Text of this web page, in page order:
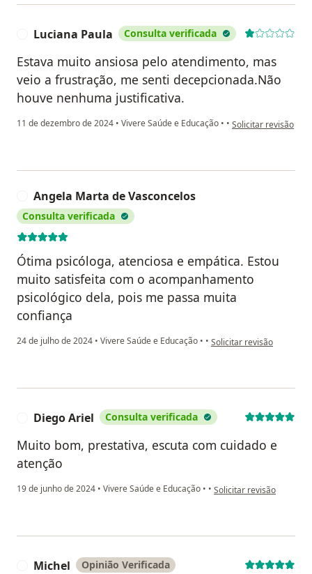
Luciana Paula Consulta verificada
Estava muito ansiosa pelo atendimento, mas
veio a frustração, me senti decepcionada.Não
houve nenhuma justificativa.
11 de dezembro de 2024 • Vivere Saúde e Educação • • na opinião do
Solicitar revisão
Angela Marta de Vasconcelos
Consulta verificada
Ótima psicóloga, atenciosa e empática. Estou
muito satisfeita com o acompanhamento
psicológico dela, pois me passa muita
confiança
24 de julho de 2024 • Vivere Saúde e Educação • • na opinião do utilizador
Solicitar revisão
Diego Ariel Consulta verificada
Muito bom, prestativa, escuta com cuidado e
atenção
19 de junho de 2024 • Vivere Saúde e Educação • • na opinião do utilizador
Solicitar revisão
Michel Opinião Verificada